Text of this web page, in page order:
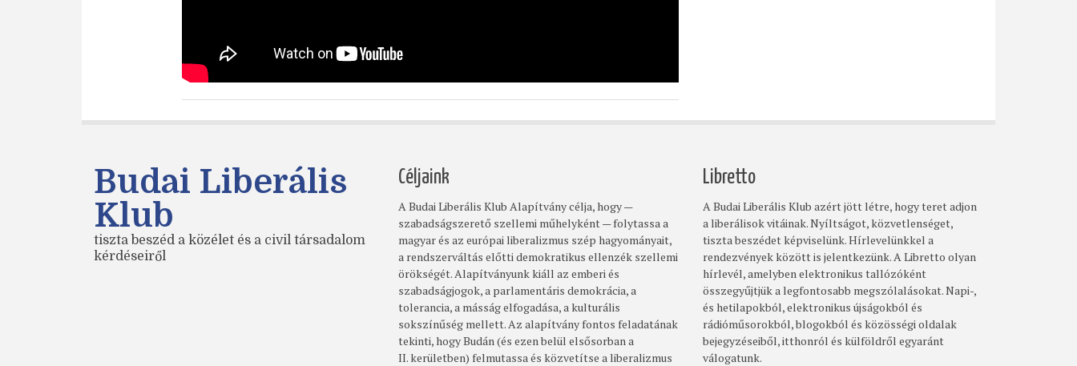
Budai Liberális
Klub
tiszta beszéd a közélet és a civil társadalom
kérdéseiről
Céljaink
A Budai Liberális Klub Alapítvány célja, hogy —
szabadságszerető szellemi műhelyként — folytassa a
magyar és az európai liberalizmus szép hagyományait,
a rendszerváltás előtti demokratikus ellenzék szellemi
örökségét. Alapítványunk kiáll az emberi és
szabadságjogok, a parlamentáris demokrácia, a
tolerancia, a másság elfogadása, a kulturális
sokszínűség mellett. Az alapítvány fontos feladatának
tekinti, hogy Budán (és ezen belül elsősorban a
II. kerületben) felmutassa és közvetítse a liberalizmus
Libretto
A Budai Liberális Klub azért jött létre, hogy teret adjon
a liberálisok vitáinak. Nyíltságot, közvetlenséget,
tiszta beszédet képviselünk. Hírlevelünkkel a
rendezvények között is jelentkezünk. A Libretto olyan
hírlevél, amelyben elektronikus tallózóként
összegyűjtjük a legfontosabb megszólalásokat. Napi-,
és hetilapokból, elektronikus újságokból és
rádióműsorokból, blogokból és közösségi oldalak
bejegyzéseiből, itthonról és külföldről egyaránt
válogatunk.